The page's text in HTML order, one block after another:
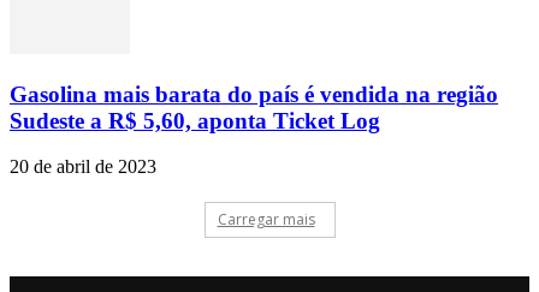
Gasolina mais barata do país é vendida na região
Sudeste a R$ 5,60, aponta Ticket Log
20 de abril de 2023
Carregar mais